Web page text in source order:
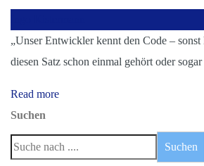
„Unser Entwickler kennt den Code – sonst
diesen Satz schon einmal gehört oder
Read more
Suchen
Suchen